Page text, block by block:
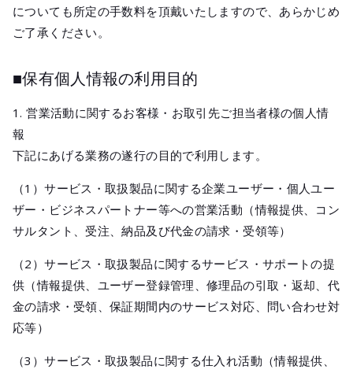
についても所定の手数料を頂戴いたしますので、あらかじめ
ご了承ください。
■保有個人情報の利用目的
1. 営業活動に関するお客様・お取引先ご担当者様の個人情
報
下記にあげる業務の遂行の目的で利用します。
（1）サービス・取扱製品に関する企業ユーザー・個人ユー
ザー・ビジネスパートナー等への営業活動（情報提供、コン
サルタント、受注、納品及び代金の請求・受領等）
（2）サービス・取扱製品に関するサービス・サポートの提
供（情報提供、ユーザー登録管理、修理品の引取・返却、代
金の請求・受領、保証期間内のサービス対応、問い合わせ対
応等）
（3）サービス・取扱製品に関する仕入れ活動（情報提供、